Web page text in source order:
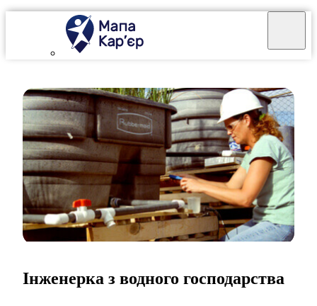
Інженерка з водного господарства